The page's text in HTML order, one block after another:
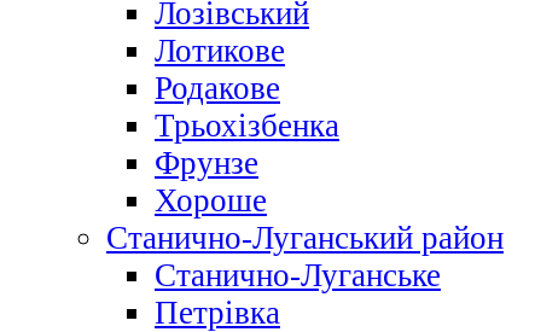
Лозівський
Лотикове
Родакове
Трьохізбенка
Фрунзе
Хороше
Станично-Луганський район
Станично-Луганське
Петрівка